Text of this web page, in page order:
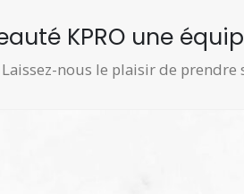
KPRO une
nous le plaisir de prendre